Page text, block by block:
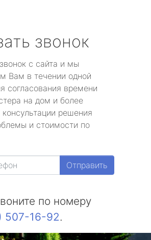
звонок
с сайта и мы
Вам в течении одной
согласования времени
на дом и более
консультации решения
и стоимости по
Отправить
по номеру
507-16-92.